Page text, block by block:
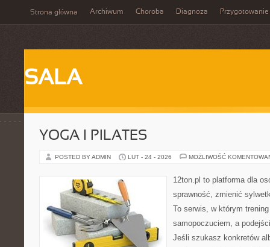
Strona główna Archiwum Choroba Diagnoza Przygotowanie
SALA
YOGA I PILATES
POSTED BY ADMIN LUT - 24 - 2026 MOŻLIWOŚĆ
12ton.pl to platforma dla
sprawność, zmienić
To serwis, w którym
samopoczuciem, a
Jeśli szukasz konkretów